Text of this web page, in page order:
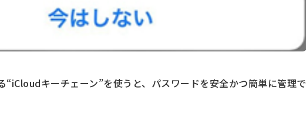
キーチェーン”を使うと、パスワードを安全かつ簡単に管理で